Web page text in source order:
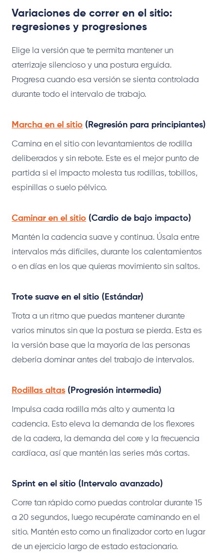
Variaciones de correr en el sitio:
regresiones y progresiones
Elige la versión que te permita mantener un
aterrizaje silencioso y una postura erguida.
Progresa cuando esa versión se sienta controlada
durante todo el intervalo de trabajo.
Marcha en el sitio (Regresión para principiantes)
Camina en el sitio con levantamientos de rodilla
deliberados y sin rebote. Este es el mejor punto de
partida si el impacto molesta tus rodillas, tobillos,
espinillas o suelo pélvico.
Caminar en el sitio (Cardio de bajo impacto)
Mantén la cadencia suave y continua. Úsala entre
intervalos más difíciles, durante los calentamientos
o en días en los que quieras movimiento sin saltos.
Trote suave en el sitio (Estándar)
Trota a un ritmo que puedas mantener durante
varios minutos sin que la postura se pierda. Esta es
la versión base que la mayoría de las personas
debería dominar antes del trabajo de intervalos.
Rodillas altas (Progresión intermedia)
Impulsa cada rodilla más alto y aumenta la
cadencia. Esto eleva la demanda de los flexores
de la cadera, la demanda del core y la frecuencia
cardíaca, así que mantén las series más cortas.
Sprint en el sitio (Intervalo avanzado)
Corre tan rápido como puedas controlar durante 15
a 20 segundos, luego recupérate caminando en el
sitio. Mantén esto como un finalizador corto en lugar
de un ejercicio largo de estado estacionario.